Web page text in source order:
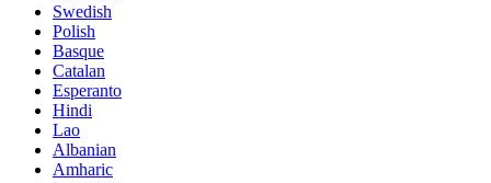
Swedish
Polish
Basque
Catalan
Esperanto
Hindi
Lao
Albanian
Amharic